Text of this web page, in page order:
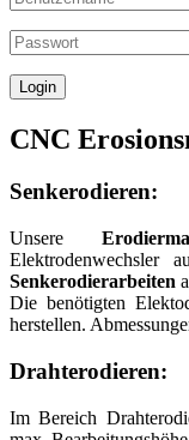
CNC
Senkerodieren:
Unsere
Elektrodenwechsler
Senkerodierarbeiten
Die benötigten
herstellen.
Drahterodieren:
Im Bereich